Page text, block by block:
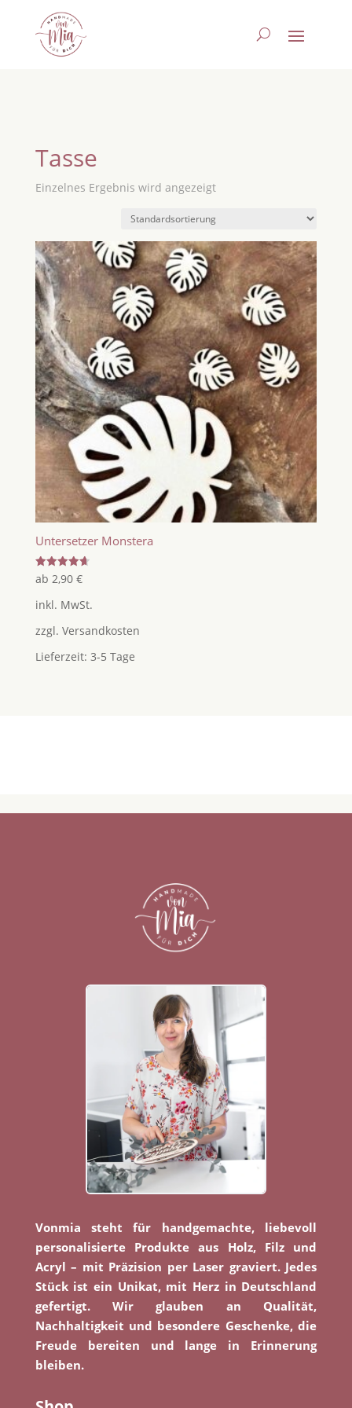
Tasse
Einzelnes Ergebnis wird angezeigt
Untersetzer Monstera
Bewertet
mit
von 5
ab 2,90 €
inkl. MwSt.
zzgl. Versandkosten
Lieferzeit: 3-5 Tage
Vonmia steht für handgemachte, liebevoll
personalisierte Produkte aus Holz, Filz und
Acryl – mit Präzision per Laser graviert. Jedes
Stück ist ein Unikat, mit Herz in Deutschland
gefertigt. Wir glauben an Qualität,
Nachhaltigkeit und besondere Geschenke, die
Freude bereiten und lange in Erinnerung
bleiben.